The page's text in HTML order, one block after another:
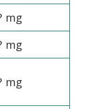
mg
mg
mg